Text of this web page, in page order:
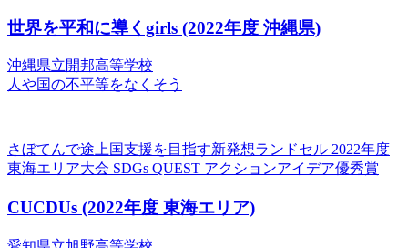
世界を平和に導くgirls (2022年度 沖縄県)
沖縄県立開邦高等学校
人や国の不平等をなくそう
さぼてんで途上国支援を目指す新発想ランドセル 2022年度
東海エリア大会 SDGs QUEST アクションアイデア優秀賞
CUCDUs (2022年度 東海エリア)